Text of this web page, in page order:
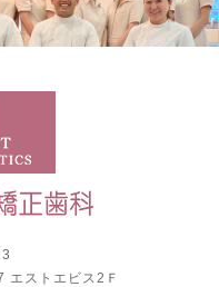
エストエビス2Ｆ